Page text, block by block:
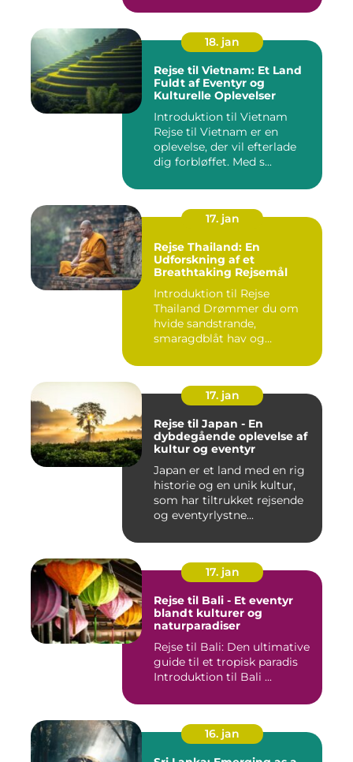
18. jan
Rejse til Vietnam: Et Land
Fuldt af Eventyr og
Kulturelle Oplevelser
Introduktion til Vietnam
Rejse til Vietnam er en
oplevelse, der vil efterlade
dig forbløffet. Med s...
17. jan
Rejse Thailand: En
Udforskning af et
Breathtaking Rejsemål
Introduktion til Rejse
Thailand Drømmer du om
hvide sandstrande,
smaragdblåt hav og
17. jan
Rejse til Japan - En
dybdegående oplevelse af
kultur og eventyr
Japan er et land med en rig
historie og en unik kultur,
som har tiltrukket rejsende
og eventyrlystne...
17. jan
Rejse til Bali - Et eventyr
blandt kulturer og
naturparadiser
Rejse til Bali: Den ultimative
guide til et tropisk paradis
Introduktion til Bali ...
16. jan